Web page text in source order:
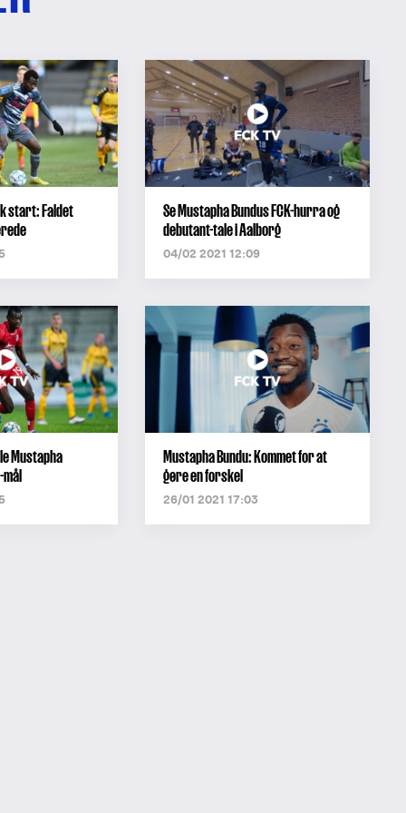
start: Faldet
Se Mustapha Bundus FCK-hurra og
debutant-tale i Aalborg
04/02 2021 12:09
Mustapha
Mustapha Bundu: Kommet for at
gøre en forskel
26/01 2021 17:03